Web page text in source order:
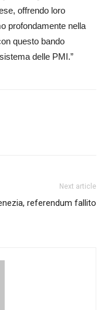
offrendo loro
profondamente nella
questo bando
delle PMI.”
Next article
referendum fallito